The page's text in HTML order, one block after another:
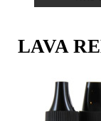
LAVA